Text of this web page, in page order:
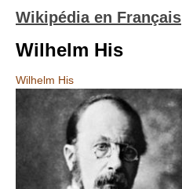
Wikipédia en Français
Wilhelm His
Wilhelm His